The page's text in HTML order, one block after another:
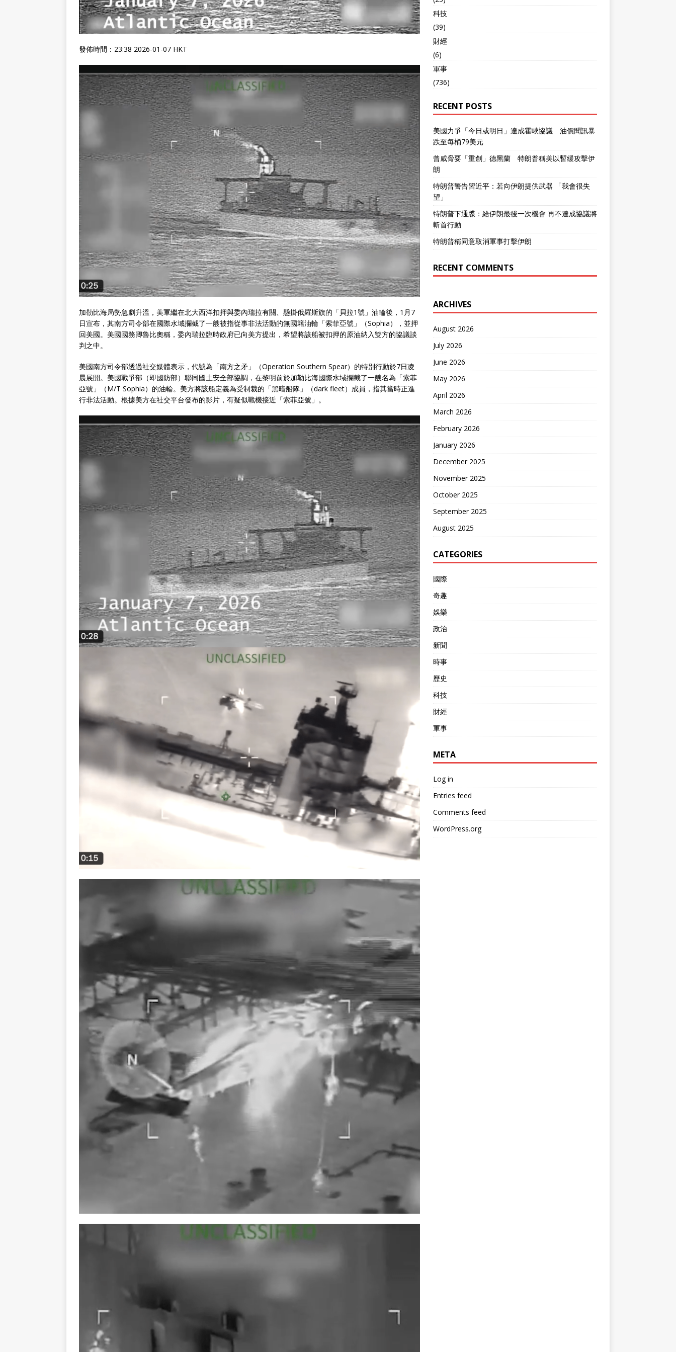
發佈時間：23:38 2026-01-07 HKT
加勒比海局勢急劇升溫，美軍繼在北大西洋扣押與委內瑞拉有關、懸掛俄羅斯旗的「貝拉1號」油輪後，1月7
日宣布，其南方司令部在國際水域攔截了一艘被指從事非法活動的無國籍油輪「索菲亞號」（Sophia），並押
回美國。美國國務卿魯比奧稱，委內瑞拉臨時政府已向美方提出，希望將該船被扣押的原油納入雙方的協議談
判之中。
美國南方司令部透過社交媒體表示，代號為「南方之矛」（Operation Southern Spear）的特別行動於7日凌
晨展開。美國戰爭部（即國防部）聯同國土安全部協調，在黎明前於加勒比海國際水域攔截了一艘名為「索菲
亞號」（M/T Sophia）的油輪。美方將該船定義為受制裁的「黑暗船隊」（dark fleet）成員，指其當時正進
行非法活動。根據美方在社交平台發布的影片，有疑似戰機接近「索菲亞號」。
科技
(39)
財經
(6)
軍事
(736)
RECENT POSTS
美國力爭「今日或明日」達成霍峽協議 油價聞訊暴
跌至每桶79美元
曾威脅要「重創」德黑蘭 特朗普稱美以暫緩攻擊伊
朗
特朗普警告習近平：若向伊朗提供武器 「我會很失
望」
特朗普下通牒：給伊朗最後一次機會 再不達成協議將
斬首行動
特朗普稱同意取消軍事打擊伊朗
RECENT COMMENTS
ARCHIVES
August 2026
July 2026
June 2026
May 2026
April 2026
March 2026
February 2026
January 2026
December 2025
November 2025
October 2025
September 2025
August 2025
CATEGORIES
國際
奇趣
娛樂
政治
新聞
時事
歷史
科技
財經
軍事
META
Log in
Entries feed
Comments feed
WordPress.org